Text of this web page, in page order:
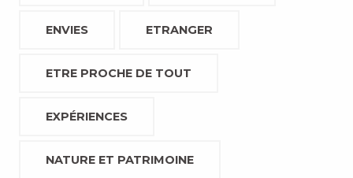
ENVIES ETRANGER
ETRE PROCHE DE TOUT
EXPÉRIENCES
NATURE ET PATRIMOINE